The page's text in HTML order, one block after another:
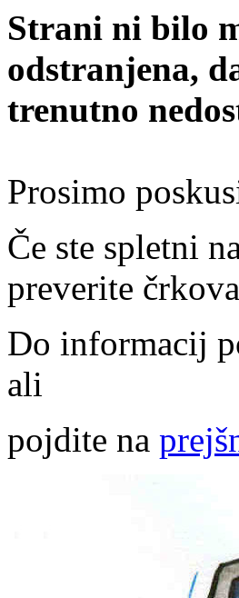
Strani ni bilo
odstranjena,
trenutno
Prosimo
Če ste spletni
preverite
Do informacij
ali
pojdite na